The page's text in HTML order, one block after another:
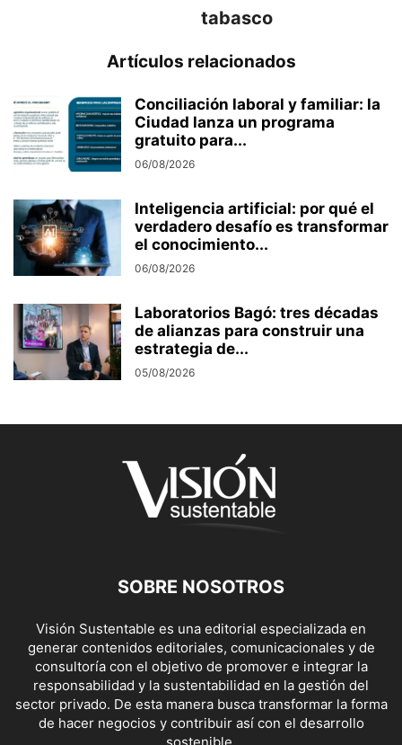
tabasco
Artículos relacionados
Conciliación laboral y familiar: la
Ciudad lanza un programa
gratuito para...
06/08/2026
Inteligencia artificial: por qué el
verdadero desafío es transformar
el conocimiento...
06/08/2026
Laboratorios Bagó: tres décadas
de alianzas para construir una
estrategia de...
05/08/2026
SOBRE NOSOTROS
Visión Sustentable es una editorial especializada en
generar contenidos editoriales, comunicacionales y de
consultoría con el objetivo de promover e integrar la
responsabilidad y la sustentabilidad en la gestión del
sector privado. De esta manera busca transformar la forma
de hacer negocios y contribuir así con el desarrollo